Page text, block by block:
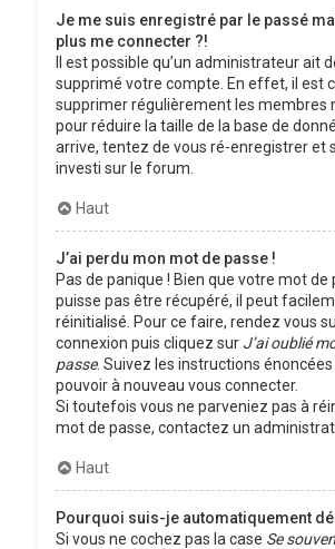
Je me suis enregistré par le passé
plus me connecter ?!
Il est possible qu’un administrateur ait
supprimé votre compte. En effet, il est
supprimer régulièrement les membres
pour réduire la taille de la base de
arrive, tentez de vous ré-enregistrer et
investi sur le forum.
Haut
J’ai perdu mon mot de passe !
Pas de panique ! Bien que votre mot de
puisse pas être récupéré, il peut
réinitialisé. Pour ce faire, rendez vous
connexion puis cliquez sur J’ai oublié
passe. Suivez les instructions
pouvoir à nouveau vous connecter.
Si toutefois vous ne parveniez pas à
mot de passe, contactez un
Haut
Pourquoi suis-je automatiquement
Si vous ne cochez pas la case Se